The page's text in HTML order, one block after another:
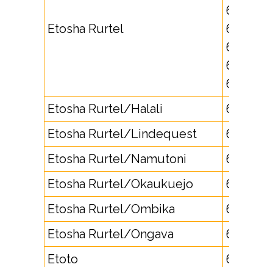
Etosha Rurtel
671767,
671768,
672290,
672291,
672297
Etosha Rurtel/Halali
672294
Etosha Rurtel/Lindequest
672292
Etosha Rurtel/Namutoni
672293
Etosha Rurtel/Okaukuejo
672298
Etosha Rurtel/Ombika
672295
Etosha Rurtel/Ongava
672296
Etoto
652710